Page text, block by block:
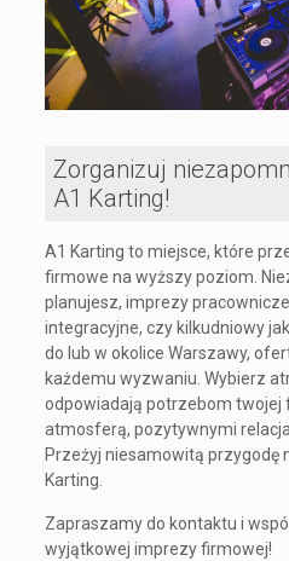
Zorganizuj
A1 Karting!
A1 Karting to miejsce, które
firmowe na wyższy poziom.
planujesz, imprezy
integracyjne, czy kilkudniowy
do lub w okolice Warszawy,
każdemu wyzwaniu. Wybierz
odpowiadają potrzebom twojej
atmosferą, pozytywnymi
Przeżyj niesamowitą przygodę
Karting.
Zapraszamy do kontaktu i
wyjątkowej imprezy firmowej!